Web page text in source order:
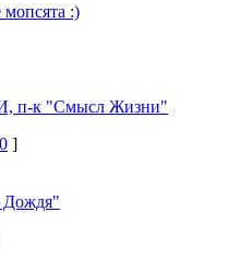
мопсята :)
к "Смысл Жизни"
]
Дождя"